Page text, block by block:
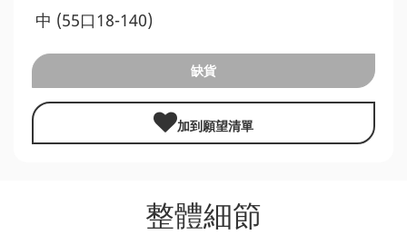
中 (55口18-140)
缺貨
加到願望清單
整體細節